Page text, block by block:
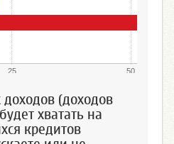
25 50
доходов (доходов
хватать на
кредитов